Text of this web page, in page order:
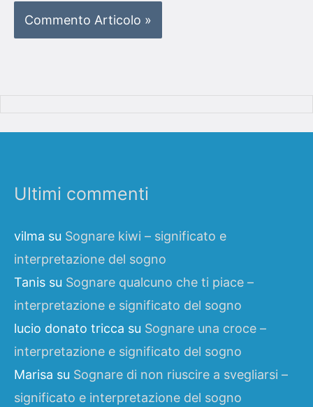
Ultimi commenti
vilma su Sognare kiwi – significato e
interpretazione del sogno
Tanis su Sognare qualcuno che ti piace –
interpretazione e significato del sogno
lucio donato tricca su Sognare una croce –
interpretazione e significato del sogno
Marisa su Sognare di non riuscire a svegliarsi –
significato e interpretazione del sogno